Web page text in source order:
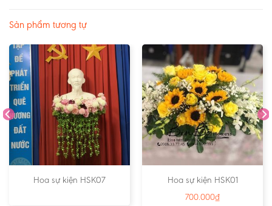
Sản phẩm tương tự
Hoa sự kiện HSK07 Hoa sự kiện HSK01
700.000₫